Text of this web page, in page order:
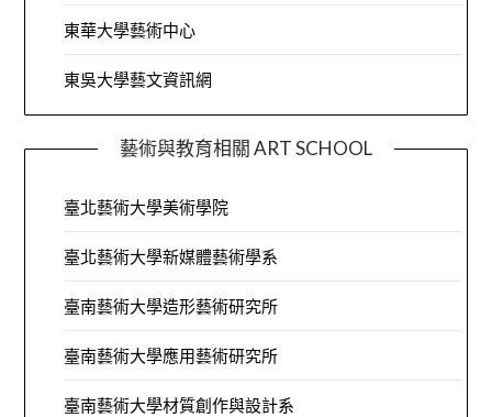
東華大學藝術中心
東吳大學藝文資訊網
藝術與教育相關 ART SCHOOL
臺北藝術大學美術學院
臺北藝術大學新媒體藝術學系
臺南藝術大學造形藝術研究所
臺南藝術大學應用藝術研究所
臺南藝術大學材質創作與設計系